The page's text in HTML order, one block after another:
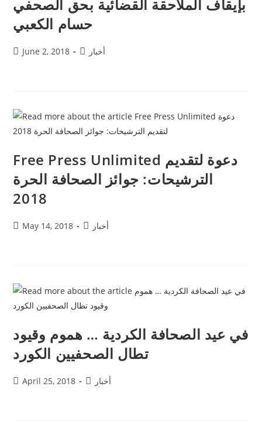
بإيقاف الملاحقة القضائية بحق الصحفي
حسام الكعبي
June 2, 2018 أخبار
Free Press Unlimited دعوة لتقديم
الترشيحات: جوائز الصحافة الحرة
2018
May 14, 2018 أخبار
في عيد الصحافة الكردية … هموم وقيود
تطال الصحفيين الكورد
April 25, 2018 أخبار